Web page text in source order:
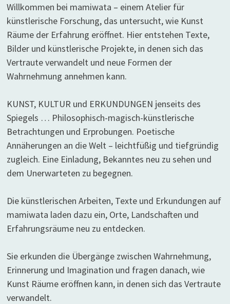
Willkommen bei mamiwata – einem Atelier für
künstlerische Forschung, das untersucht, wie Kunst
Räume der Erfahrung eröffnet. Hier entstehen Texte,
Bilder und künstlerische Projekte, in denen sich das
Vertraute verwandelt und neue Formen der
Wahrnehmung annehmen kann.
KUNST, KULTUR und ERKUNDUNGEN jenseits des
Spiegels … Philosophisch-magisch-künstlerische
Betrachtungen und Erprobungen. Poetische
Annäherungen an die Welt – leichtfüßig und tiefgründig
zugleich. Eine Einladung, Bekanntes neu zu sehen und
dem Unerwarteten zu begegnen.
Die künstlerischen Arbeiten, Texte und Erkundungen auf
mamiwata laden dazu ein, Orte, Landschaften und
Erfahrungsräume neu zu entdecken.
Sie erkunden die Übergänge zwischen Wahrnehmung,
Erinnerung und Imagination und fragen danach, wie
Kunst Räume eröffnen kann, in denen sich das Vertraute
verwandelt.